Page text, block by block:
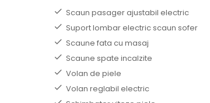
Scaun pasager ajustabil electric
Suport lombar electric scaun sofer
Scaune fata cu masaj
Scaune spate incalzite
Volan de piele
Volan reglabil electric